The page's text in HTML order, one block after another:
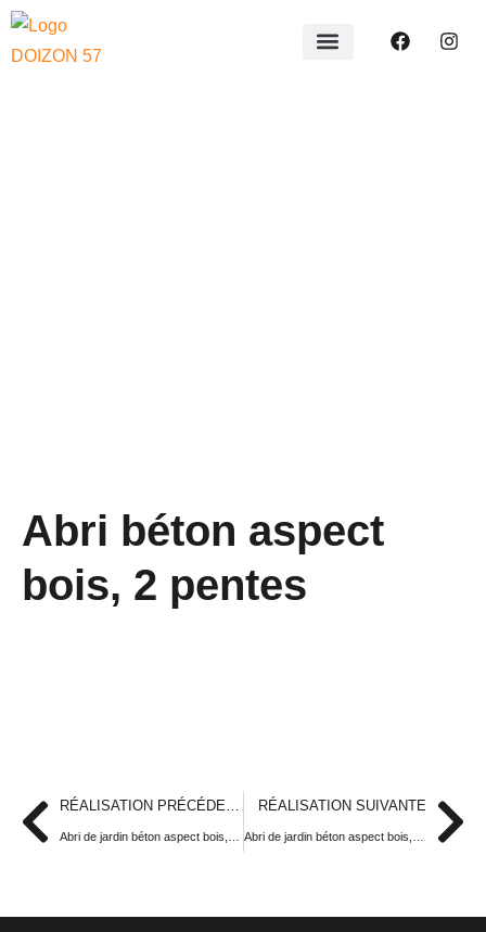
Abri béton aspect
bois, 2 pentes
RÉALISATION PRÉCÉDENTE RÉALISATION SUIVANTE